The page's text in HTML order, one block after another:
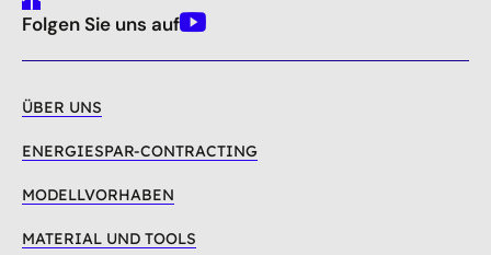
gehe
nach
Folgen Sie uns aufYoutube
ÜBER UNS
ENERGIESPAR-CONTRACTING
MODELLVORHABEN
MATERIAL UND TOOLS